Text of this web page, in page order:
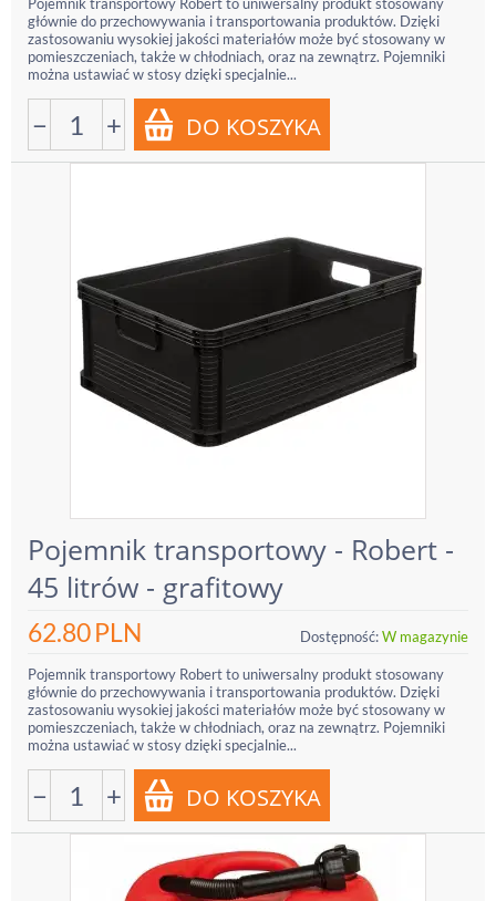
głównie do przechowywania i transportowania produktów. Dzięki
zastosowaniu wysokiej jakości materiałów może być stosowany w
pomieszczeniach, także w chłodniach, oraz na zewnątrz. Pojemniki
można ustawiać w stosy dzięki specjalnie...
− +
Pojemnik transportowy - Robert -
45 litrów - grafitowy
62.80PLN Dostępność:W magazynie
Pojemnik transportowy Robert to uniwersalny produkt stosowany
głównie do przechowywania i transportowania produktów. Dzięki
zastosowaniu wysokiej jakości materiałów może być stosowany w
pomieszczeniach, także w chłodniach, oraz na zewnątrz. Pojemniki
można ustawiać w stosy dzięki specjalnie...
− +